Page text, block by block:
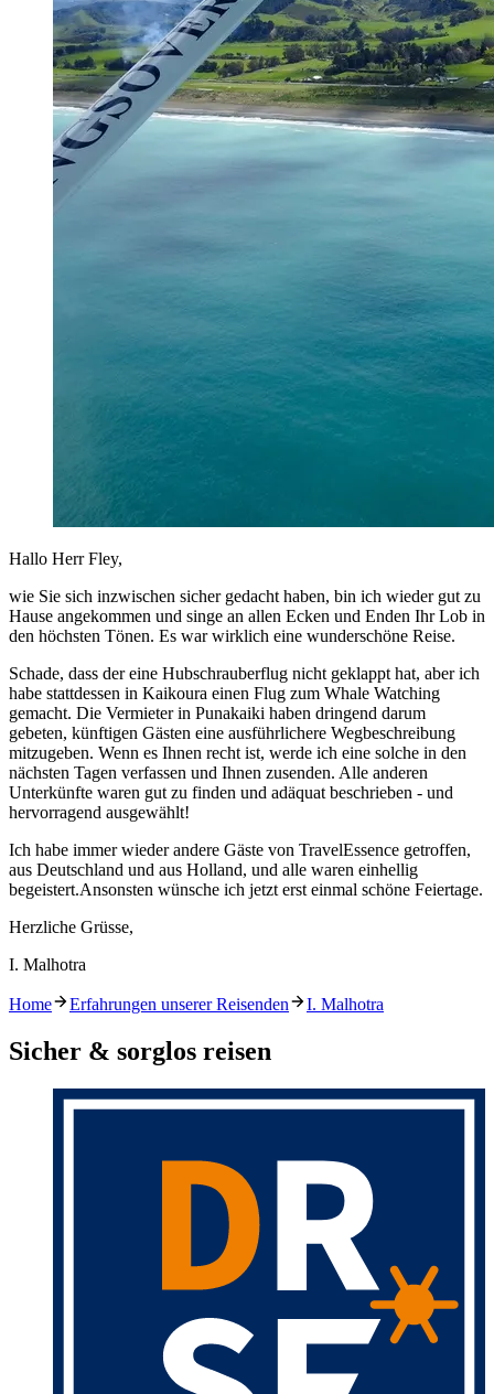
Hallo Herr Fley,
wie Sie sich inzwischen sicher gedacht haben, bin ich wieder gut zu
Hause angekommen und singe an allen Ecken und Enden Ihr Lob in
den höchsten Tönen. Es war wirklich eine wunderschöne Reise.
Schade, dass der eine Hubschrauberflug nicht geklappt hat, aber ich
habe stattdessen in Kaikoura einen Flug zum Whale Watching
gemacht. Die Vermieter in Punakaiki haben dringend darum
gebeten, künftigen Gästen eine ausführlichere Wegbeschreibung
mitzugeben. Wenn es Ihnen recht ist, werde ich eine solche in den
nächsten Tagen verfassen und Ihnen zusenden. Alle anderen
Unterkünfte waren gut zu finden und adäquat beschrieben - und
hervorragend ausgewählt!
Ich habe immer wieder andere Gäste von TravelEssence getroffen,
aus Deutschland und aus Holland, und alle waren einhellig
begeistert.Ansonsten wünsche ich jetzt erst einmal schöne Feiertage.
Herzliche Grüsse,
I. Malhotra
Home Erfahrungen unserer Reisenden I. Malhotra
Sicher & sorglos reisen